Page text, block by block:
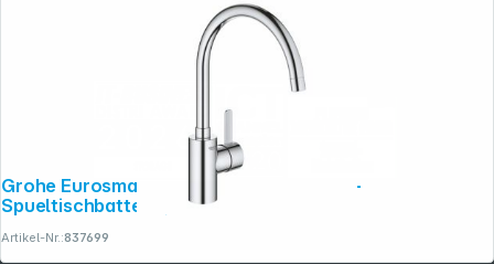
Grohe Eurosmart Cosmopolitan Einhand-
Spueltischbatterie, 1/2"
Artikel-Nr.:837699